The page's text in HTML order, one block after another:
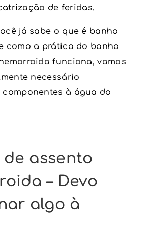
de feridas.
já sabe o que é banho
como a prática do banho
funciona, vamos
necessário
componentes à água do
de assento
– Devo
algo à